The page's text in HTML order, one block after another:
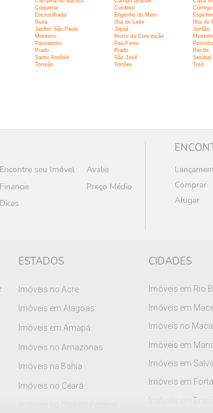
Coqueiral Cordeiro
Encruzilhada Engenho do Meio
Ibura Ilha do Leite Ilha do
Jardim São Paulo Jiquiá Jordão
Monteiro Morro da Conceição
Passarinho Pau-Ferro
Prado Prado Recife
Santo Antônio São José Setúbal
Torreão Torrões Totó
Encontre seu Imóvel
Avalie
Financie
Preço Médio
Dicas
Comprar
Alugar
ESTADOS
Imóveis no Acre
Imóveis em Alagoas
Imóveis em Amapá
Imóveis no Amazonas
Imóveis na Bahia
Imóveis no Ceará
CIDADES
Imóveis em Rio
Imóveis em
Imóveis no
Imóveis em
Imóveis em
Imóveis em
Imóveis em